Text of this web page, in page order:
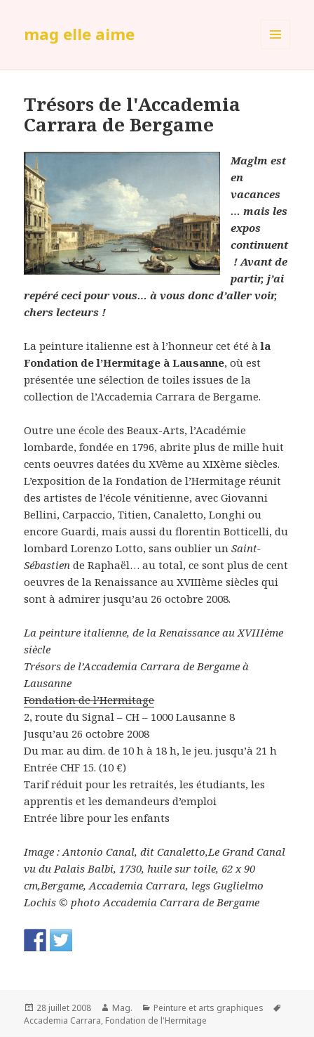
mag elle aime
Trésors de l'Accademia
Carrara de Bergame
Maglm est
en
vacances
… mais les
expos
continuent
! Avant de
partir, j’ai
repéré ceci pour vous… à vous donc d’aller voir,
chers lecteurs !
La peinture italienne est à l’honneur cet été àla
Fondation de l’Hermitage à Lausanne, où est
présentée une sélection de toiles issues de la
collection de l’Accademia Carrara de Bergame.
Outre une école des Beaux-Arts, l’Académie
lombarde, fondée en 1796, abrite plus de mille huit
cents oeuvres datées du XVème au XIXème siècles.
L’exposition de la Fondation de l’Hermitage réunit
des artistes de l’école vénitienne, avec Giovanni
Bellini, Carpaccio, Titien, Canaletto, Longhi ou
encore Guardi, mais aussi du florentin Botticelli, du
lombard Lorenzo Lotto, sans oublier unSaint-
Sébastien de Raphaël… au total, ce sont plus de cent
oeuvres de la Renaissance au XVIIIème siècles qui
sont à admirer jusqu’au 26 octobre 2008.
La peinture italienne, de la Renaissance au XVIIIème
siècle
Trésors de l’Accademia Carrara de Bergame à
Lausanne
Fondation de l’Hermitage
2, route du Signal – CH – 1000 Lausanne 8
Jusqu’au 26 octobre 2008
Du mar. au dim. de 10 h à 18 h, le jeu. jusqu’à 21 h
Entrée CHF 15. (10 €)
Tarif réduit pour les retraités, les étudiants, les
apprentis et les demandeurs d’emploi
Entrée libre pour les enfants
Image : Antonio Canal, dit Canaletto,Le Grand Canal
vu du Palais Balbi, 1730, huile sur toile, 62 x 90
cm,Bergame, Accademia Carrara, legs Guglielmo
Lochis © photo Accademia Carrara de Bergame
Publié
le
28 juillet 2008 Auteur
Mag. Catégories
Peinture et arts graphiques
Accademia Carrara, Fondation de l'Hermitage